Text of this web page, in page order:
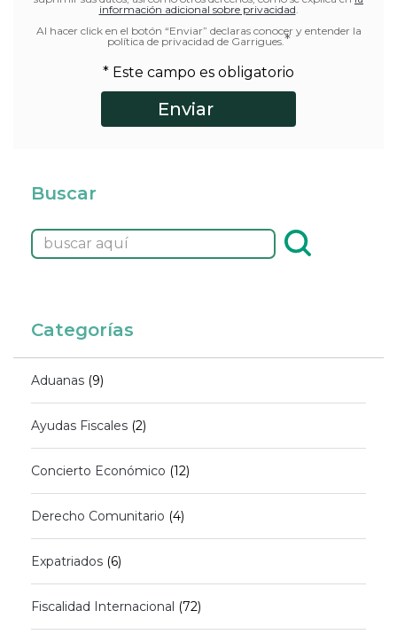
información adicional sobre privacidad
Al hacer click en el botón “Enviar” declaras conocer y entender la
política de privacidad de Garrigues. *
* Este campo es obligatorio
Buscar
Categorías
Aduanas (9)
Ayudas Fiscales (2)
Concierto Económico (12)
Derecho Comunitario (4)
Expatriados (6)
Fiscalidad Internacional (72)